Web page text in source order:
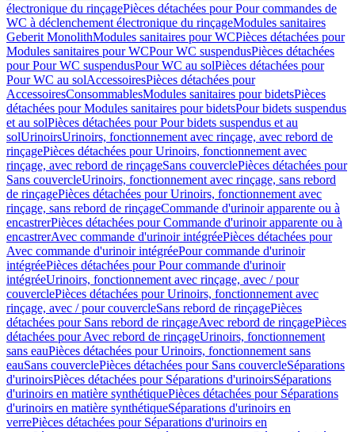
électronique du rinçagePièces détachées pour Pour commandes de
WC à déclenchement électronique du rinçageModules sanitaires
Geberit MonolithModules sanitaires pour WCPièces détachées pour
Modules sanitaires pour WCPour WC suspendusPièces détachées
pour Pour WC suspendusPour WC au solPièces détachées pour
Pour WC au solAccessoiresPièces détachées pour
AccessoiresConsommablesModules sanitaires pour bidetsPièces
détachées pour Modules sanitaires pour bidetsPour bidets suspendus
et au solPièces détachées pour Pour bidets suspendus et au
solUrinoirsUrinoirs, fonctionnement avec rinçage, avec rebord de
rinçagePièces détachées pour Urinoirs, fonctionnement avec
rinçage, avec rebord de rinçageSans couverclePièces détachées pour
Sans couvercleUrinoirs, fonctionnement avec rinçage, sans rebord
de rinçagePièces détachées pour Urinoirs, fonctionnement avec
rinçage, sans rebord de rinçageCommande d'urinoir apparente ou à
encastrerPièces détachées pour Commande d'urinoir apparente ou à
encastrerAvec commande d'urinoir intégréePièces détachées pour
Avec commande d'urinoir intégréePour commande d'urinoir
intégréePièces détachées pour Pour commande d'urinoir
intégréeUrinoirs, fonctionnement avec rinçage, avec / pour
couverclePièces détachées pour Urinoirs, fonctionnement avec
rinçage, avec / pour couvercleSans rebord de rinçagePièces
détachées pour Sans rebord de rinçageAvec rebord de rinçagePièces
détachées pour Avec rebord de rinçageUrinoirs, fonctionnement
sans eauPièces détachées pour Urinoirs, fonctionnement sans
eauSans couverclePièces détachées pour Sans couvercleSéparations
d'urinoirsPièces détachées pour Séparations d'urinoirsSéparations
d'urinoirs en matière synthétiquePièces détachées pour Séparations
d'urinoirs en matière synthétiqueSéparations d'urinoirs en
verrePièces détachées pour Séparations d'urinoirs en